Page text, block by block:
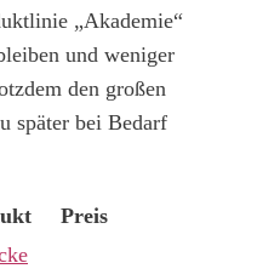
„Akademie“
und weniger
den großen
später bei Bedarf
Preis